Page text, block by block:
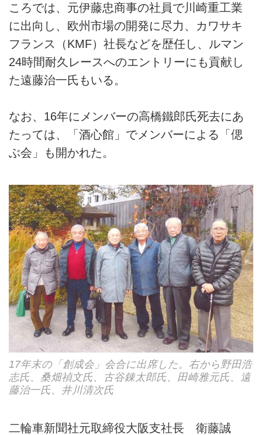
ころでは、元伊藤忠商事の社員で川崎重工業
に出向し、欧州市場の開発に尽力、カワサキ
フランス（KMF）社長などを歴任し、ルマン
24時間耐久レースへのエントリーにも貢献し
た遠藤治一氏もいる。
なお、16年にメンバーの高橋鐵郎氏死去にあ
たっては、「酒心館」でメンバーによる「偲
ぶ会」も開かれた。
17年末の「創成会」会合に出席した。右から野田浩
志氏、桑畑禎文氏、古谷錬太郎氏、田崎雅元氏、遠
藤治一氏、井川清次氏
二輪車新聞社元取締役大阪支社長 衛藤誠